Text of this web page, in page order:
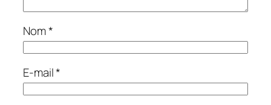
Nom*
E-mail*